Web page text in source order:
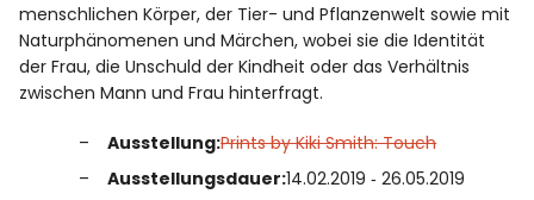
menschlichen Körper, der Tier- und Pflanzenwelt sowie mit
Naturphänomenen und Märchen, wobei sie die Identität
der Frau, die Unschuld der Kindheit oder das Verhältnis
zwischen Mann und Frau hinterfragt.
Ausstellung:Prints by Kiki Smith: Touch
Ausstellungsdauer:14.02.2019 ‐ 26.05.2019